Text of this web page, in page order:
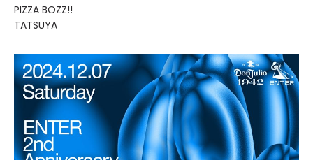
PIZZA BOZZ!!
TATSUYA